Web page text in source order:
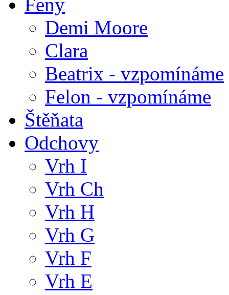
Demi Moore
Clara
Beatrix - vzpomínáme
Felon - vzpomínáme
Štěňata
Odchovy
Vrh I
Vrh Ch
Vrh H
Vrh G
Vrh F
Vrh E